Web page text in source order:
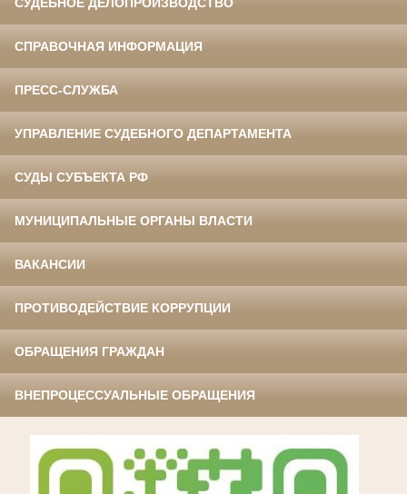
СПРАВОЧНАЯ ИНФОРМАЦИЯ
ПРЕСС-СЛУЖБА
УПРАВЛЕНИЕ СУДЕБНОГО ДЕПАРТАМЕНТА
СУДЫ СУБЪЕКТА РФ
МУНИЦИПАЛЬНЫЕ ОРГАНЫ ВЛАСТИ
ВАКАНСИИ
ПРОТИВОДЕЙСТВИЕ КОРРУПЦИИ
ОБРАЩЕНИЯ ГРАЖДАН
ВНЕПРОЦЕССУАЛЬНЫЕ ОБРАЩЕНИЯ